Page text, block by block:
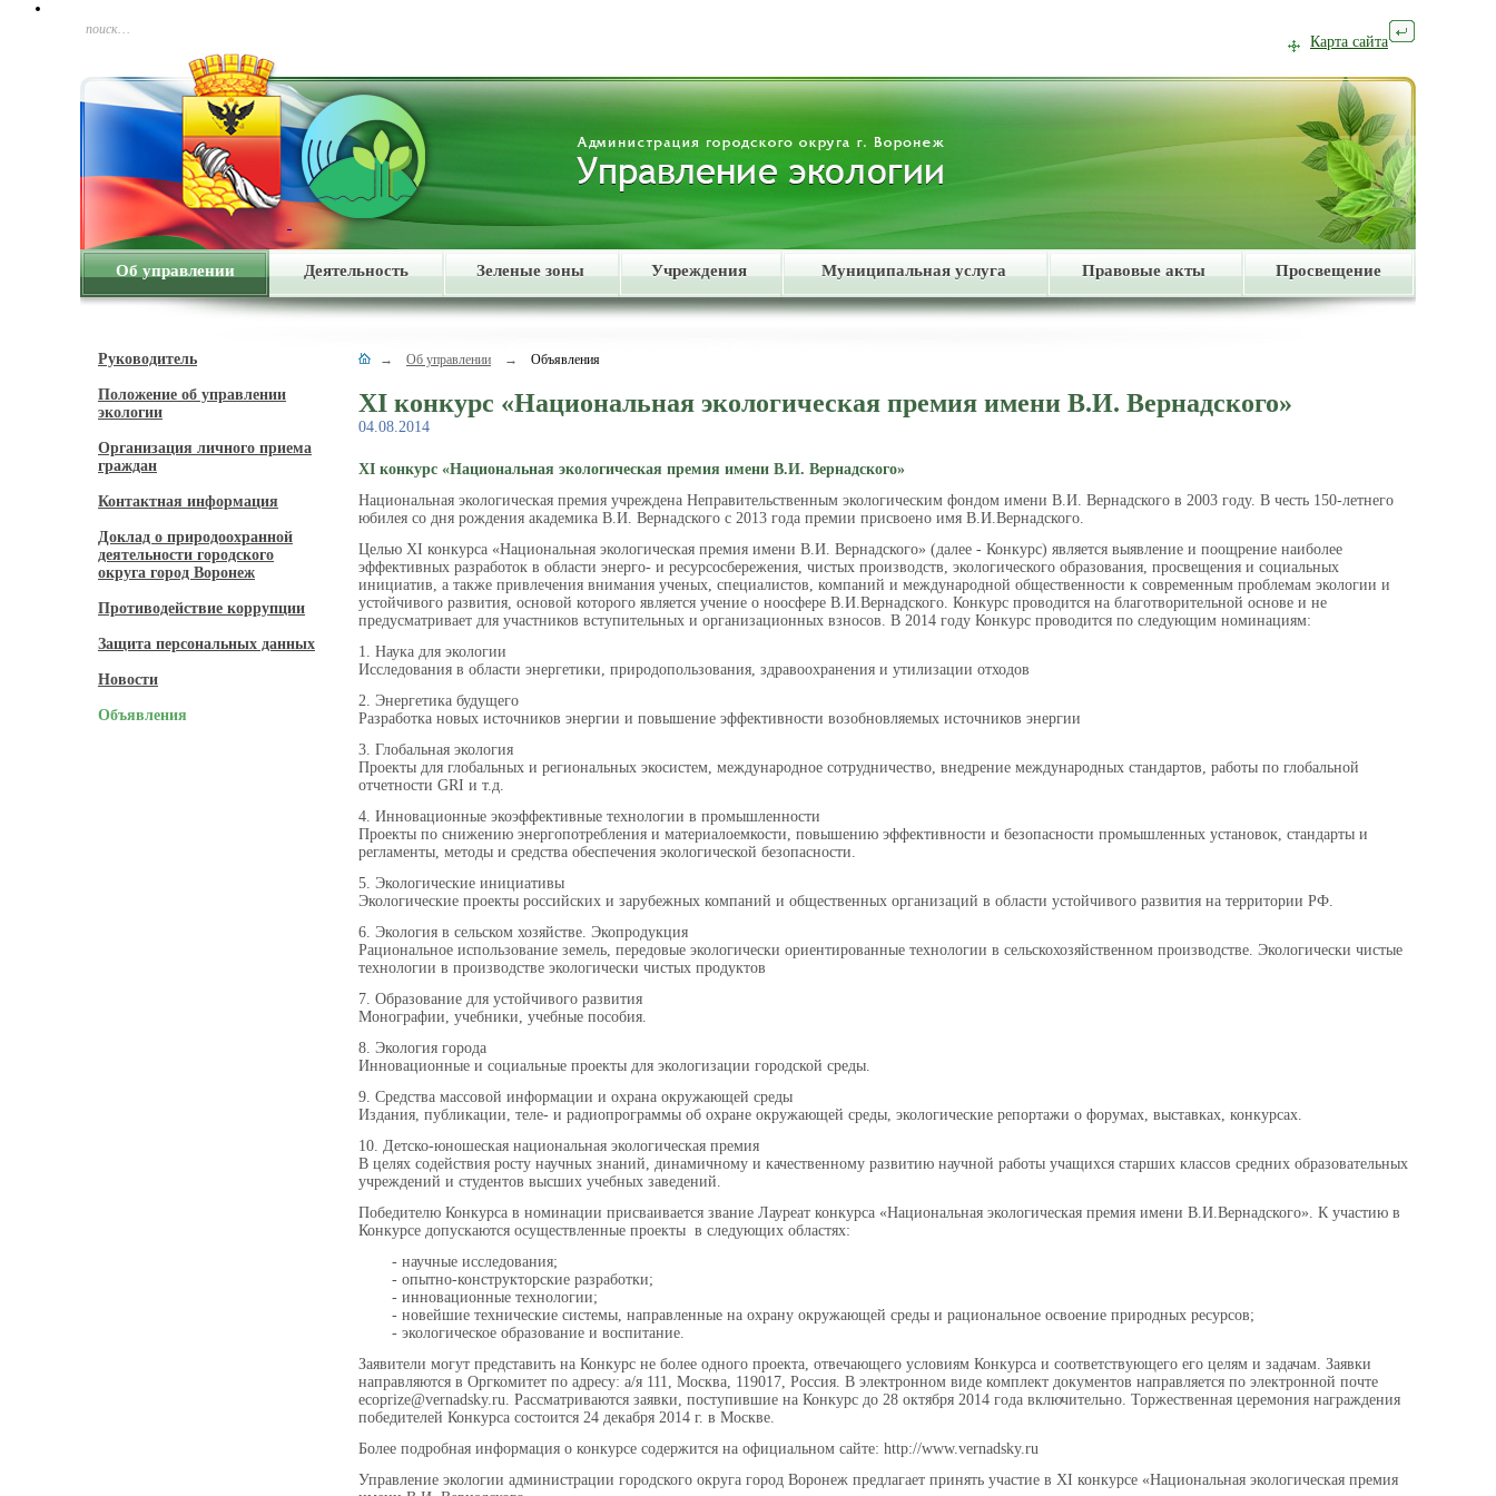
Карта сайта
поиск…
Об управлении Деятельность Зеленые зоны Учреждения Муниципальная услуга Правовые акты Просвещение
Руководитель
Положение об управлении
экологии
Организация личного приема
граждан
Контактная информация
Доклад о природоохранной
деятельности городского
округа город Воронеж
Противодействие коррупции
Защита персональных данных
Новости
Объявления
→ Об управлении → Объявления
XI конкурс «Национальная экологическая премия имени В.И. Вернадского»
04.08.2014
XI конкурс «Национальная экологическая премия имени В.И. Вернадского»
Национальная экологическая премия учреждена Неправительственным экологическим фондом имени В.И. Вернадского в 2003 году. В честь 150-летнего
юбилея со дня рождения академика В.И. Вернадского с 2013 года премии присвоено имя В.И.Вернадского.
Целью XI конкурса «Национальная экологическая премия имени В.И. Вернадского» (далее - Конкурс) является выявление и поощрение наиболее
эффективных разработок в области энерго- и ресурсосбережения, чистых производств, экологического образования, просвещения и социальных
инициатив, а также привлечения внимания ученых, специалистов, компаний и международной общественности к современным проблемам экологии и
устойчивого развития, основой которого является учение о ноосфере В.И.Вернадского. Конкурс проводится на благотворительной основе и не
предусматривает для участников вступительных и организационных взносов. В 2014 году Конкурс проводится по следующим номинациям:
1. Наука для экологии
Исследования в области энергетики, природопользования, здравоохранения и утилизации отходов
2. Энергетика будущего
Разработка новых источников энергии и повышение эффективности возобновляемых источников энергии
3. Глобальная экология
Проекты для глобальных и региональных экосистем, международное сотрудничество, внедрение международных стандартов, работы по глобальной
отчетности GRI и т.д.
4. Инновационные экоэффективные технологии в промышленности
Проекты по снижению энергопотребления и материалоемкости, повышению эффективности и безопасности промышленных установок, стандарты и
регламенты, методы и средства обеспечения экологической безопасности.
5. Экологические инициативы
Экологические проекты российских и зарубежных компаний и общественных организаций в области устойчивого развития на территории РФ.
6. Экология в сельском хозяйстве. Экопродукция
Рациональное использование земель, передовые экологически ориентированные технологии в сельскохозяйственном производстве. Экологически чистые
технологии в производстве экологически чистых продуктов
7. Образование для устойчивого развития
Монографии, учебники, учебные пособия.
8. Экология города
Инновационные и социальные проекты для экологизации городской среды.
9. Средства массовой информации и охрана окружающей среды
Издания, публикации, теле- и радиопрограммы об охране окружающей среды, экологические репортажи о форумах, выставках, конкурсах.
10. Детско-юношеская национальная экологическая премия
В целях содействия росту научных знаний, динамичному и качественному развитию научной работы учащихся старших классов средних образовательных
учреждений и студентов высших учебных заведений.
Победителю Конкурса в номинации присваивается звание Лауреат конкурса «Национальная экологическая премия имени В.И.Вернадского». К участию в
Конкурсе допускаются осуществленные проекты в следующих областях:
- научные исследования;
- опытно-конструкторские разработки;
- инновационные технологии;
- новейшие технические системы, направленные на охрану окружающей среды и рациональное освоение природных ресурсов;
- экологическое образование и воспитание.
Заявители могут представить на Конкурс не более одного проекта, отвечающего условиям Конкурса и соответствующего его целям и задачам. Заявки
направляются в Оргкомитет по адресу: а/я 111, Москва, 119017, Россия. В электронном виде комплект документов направляется по электронной почте
ecoprize@vernadsky.ru. Рассматриваются заявки, поступившие на Конкурс до 28 октября 2014 года включительно. Торжественная церемония награждения
победителей Конкурса состоится 24 декабря 2014 г. в Москве.
Более подробная информация о конкурсе содержится на официальном сайте: http://www.vernadsky.ru
Управление экологии администрации городского округа город Воронеж предлагает принять участие в XI конкурсе «Национальная экологическая премия